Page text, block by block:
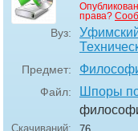
права?
Вуз:
Предмет:
Файл: Шпоры
Скачиваний: